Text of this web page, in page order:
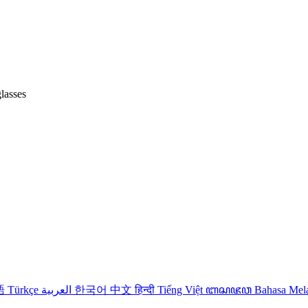
Türkçe 한국어 中文हिन्दी Tiếng Việt ꦧꦱꦗꦮ Bahasa